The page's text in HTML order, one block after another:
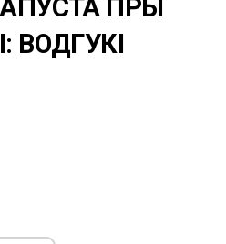
ПРЫ
ВОДГУКІ